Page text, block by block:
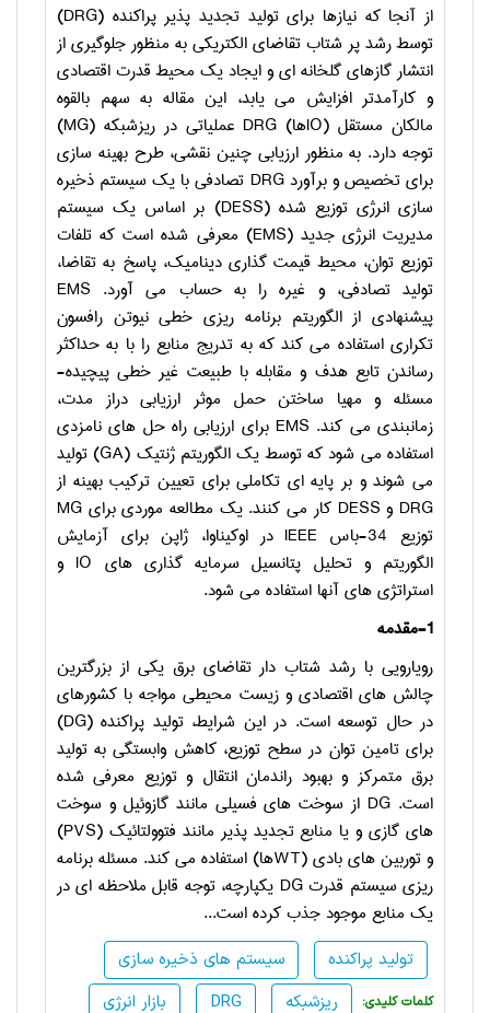
از آنجا که نیازها برای تولید تجدید پذیر پراکنده (DRG
)
توسط رشد پر شتاب تقاضای الکتریکی به منظور جلوگیری از
انتشار گازهای گلخانه ای و ایجاد یک محیط قدرت اقتصادی
و کارآمدتر افزایش می یابد، این مقاله به سهم بالقوه
مالکان مستقل (IOها) DRG عملیاتی در ریزشبکه (MG
)
توجه دارد. به منظور ارزیابی چنین نقشی، طرح بهینه سازی
برای تخصیص و برآوردDRG تصادفی با یک سیستم ذخیره
سازی انرژی توزیع شده (DESS) بر اساس یک سیستم
مدیریت انرژی جدید (EMS) معرفی شده است که تلفات
توزیع توان، محیط قیمت گذاری دینامیک، پاسخ به تقاضا،
تولید تصادفی، و غیره را به حساب می آورد. EMS
پیشنهادی از الگوریتم برنامه ریزی خطی نیوتن رافسون
تکراری استفاده می کند که به تدریج منابع را با به حداکثر
رساندن تابع هدف و مقابله با طبیعت غیر خطی پیچیده­
مسئله و مهیا ساختن حمل موثر ارزیابی دراز مدت،
زمانبندی می کند. EMS برای ارزیابی راه حل های نامزدی
استفاده می شود که توسط یک الگوریتم ژنتیک (GA) تولید
می شوند و بر پایه­ ا­ی تکاملی برای تعیین ترکیب بهینه از
DRG و DESS کار می کنند. یک مطالعه موردی برای MG
توزیع 34-باس
IEEE در اوکیناوا، ژاپن برای آزمایش
الگوریتم و تحلیل پتانسیل سرمایه گذاری های IO و
استراتژی های آنها استفاده می شود.
1-مقدمه
رویارویی با رشد شتاب دار تقاضای برق یکی از بزرگترین
چالش های اقتصادی و زیست محیطی مواجه با کشورهای
در حال توسعه است. در این شرایط، تولید پراکنده (DG
)
برای تامین توان در سطح توزیع، کاهش وابستگی به تولید
برق متمرکز و بهبود راندمان انتقال و توزیع معرفی شده
است. DG از سوخت های فسیلی مانند گازوئیل و سوخت
های گازی و یا منابع تجدید پذیر مانند فتوولتائیک (PVS
)
و توربین های بادی (WTها) استفاده می کند. مسئله­ برنامه
ریزی سیستم قدرتDG یکپارچه، توجه قابل ملاحظه ای در
یک منابع موجود جذب کرده است...
سیستم های ذخیره سازی
تولید پراکنده
بازار انرژی
DRG ریزشبکه :کلمات کلیدی